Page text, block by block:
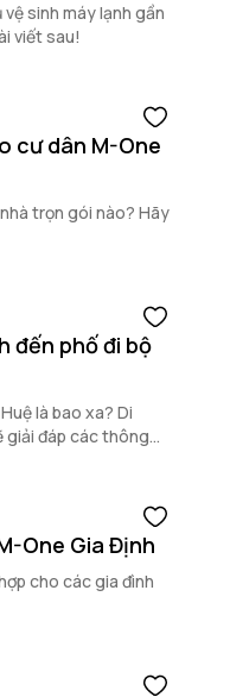
sinh máy lạnh gần
viết sau!
cư dân M-One
trọn gói nào? Hãy
đến phố đi bộ
là bao xa? Di
giải đáp các thông
One Gia Định
cho các gia đình